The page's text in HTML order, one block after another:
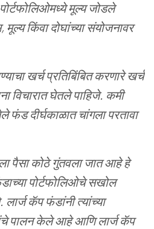
पोर्टफोलिओमध्ये मूल्य जोडले
, मूल्य किंवा दोघांच्या संयोजनावर
खर्च प्रतिबिंबित करणारे खर्च
विचारात घेतले पाहिजे. कमी
फंड दीर्घकाळात चांगला परतावा
पैसा कोठे गुंतवला जात आहे हे
पोर्टफोलिओचे सखोल
. लार्ज कॅप फंडांनी त्यांच्या
पालन केले आहे आणि लार्ज कॅप